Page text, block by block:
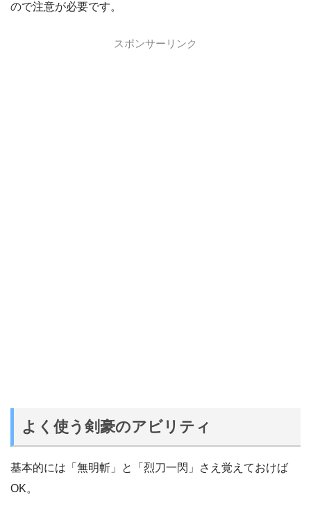
ので注意が必要です。
スポンサーリンク
よく使う剣豪のアビリティ
基本的には「無明斬」と「烈刀一閃」さえ覚えておけば
OK。